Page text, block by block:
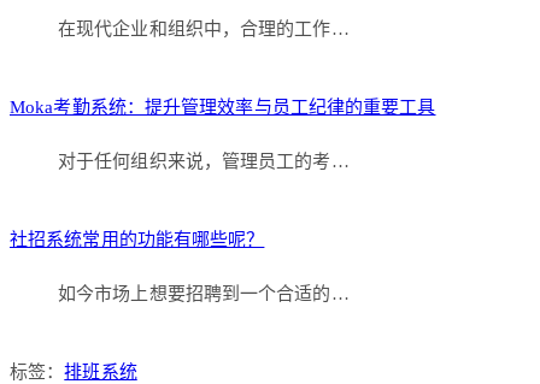
在现代企业和组织中，合理的工作…
Moka考勤系统：提升管理效率与员工纪律的重要工具
对于任何组织来说，管理员工的考…
社招系统常用的功能有哪些呢？
如今市场上想要招聘到一个合适的…
标签：排班系统